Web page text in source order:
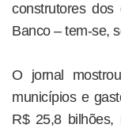
construtores
Banco – tem-se,
O jornal
municípios e
R$ 25,8